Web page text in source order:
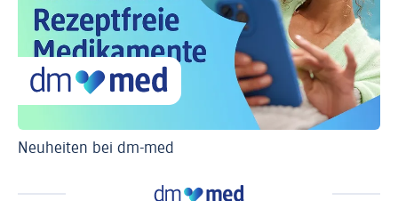
Neuheiten bei dm-med